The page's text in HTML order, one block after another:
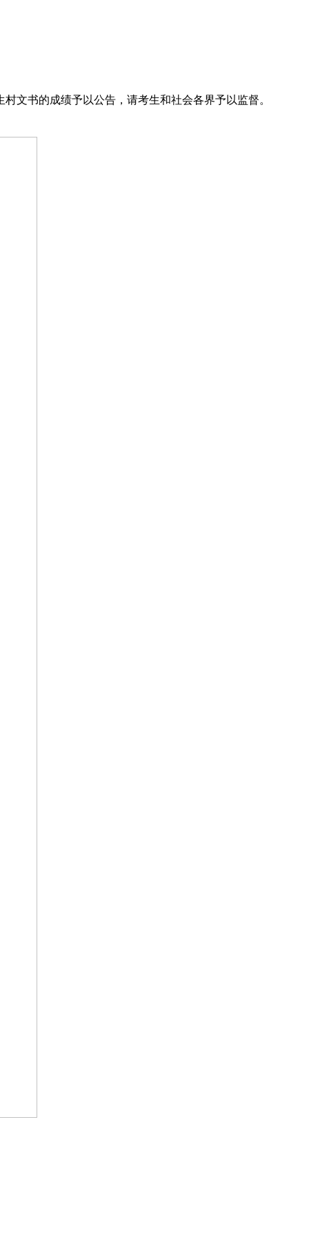
书的成绩予以公告，请考生和社会各界予以监督。